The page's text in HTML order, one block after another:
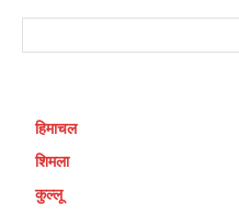
हिमाचल
शिमला
कुल्लू